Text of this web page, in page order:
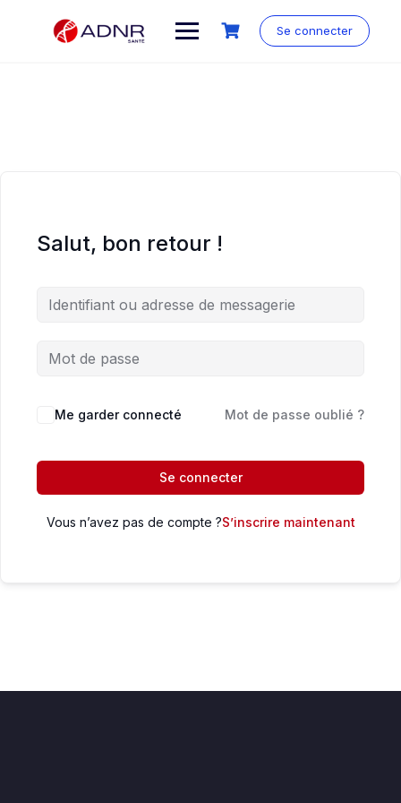
Se connecter
Salut, bon retour !
Me garder connecté Mot de passe oublié ?
Se connecter
Vous n’avez pas de compte ?S’inscrire maintenant